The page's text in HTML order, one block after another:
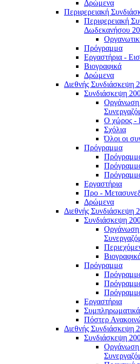
Δρώμενα
Περιφερειακή
Περιφερειακή
Δωδεκανήσου
Πρόγραμμα
Εργαστήρια -
Βιογραφικά
Δρώμενα
Διεθνής Συνδιάσκεψη
Συνδιάσκεψη
Οργάνωση
Ο χώρος -
Σχόλια
Όλοι οι
Πρόγραμμα
Εργαστήρια
Προ -
Δρώμενα
Διεθνής Συνδιάσκεψη
Συνδιάσκεψη
Οργάνωση
Πρόγραμμα
Εργαστήρια
Συμπληρωματικά
Πόστερ
Διεθνής Συνδιάσκεψη
Συνδιάσκεψη
Οργάνωση